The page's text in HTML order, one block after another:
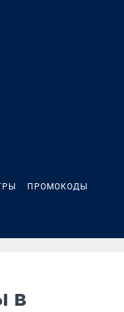
ПРОМОКОДЫ
в